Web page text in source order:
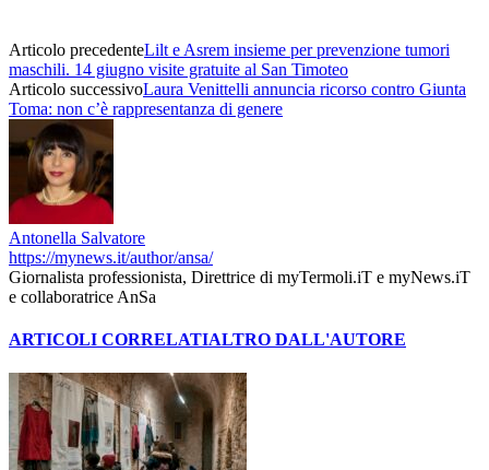
Articolo precedenteLilt e Asrem insieme per prevenzione tumori
maschili. 14 giugno visite gratuite al San Timoteo
Articolo successivoLaura Venittelli annuncia ricorso contro Giunta
Toma: non c’è rappresentanza di genere
Antonella Salvatore
https://mynews.it/author/ansa/
Giornalista professionista, Direttrice di myTermoli.iT e myNews.iT
e collaboratrice AnSa
ARTICOLI CORRELATIALTRO DALL'AUTORE